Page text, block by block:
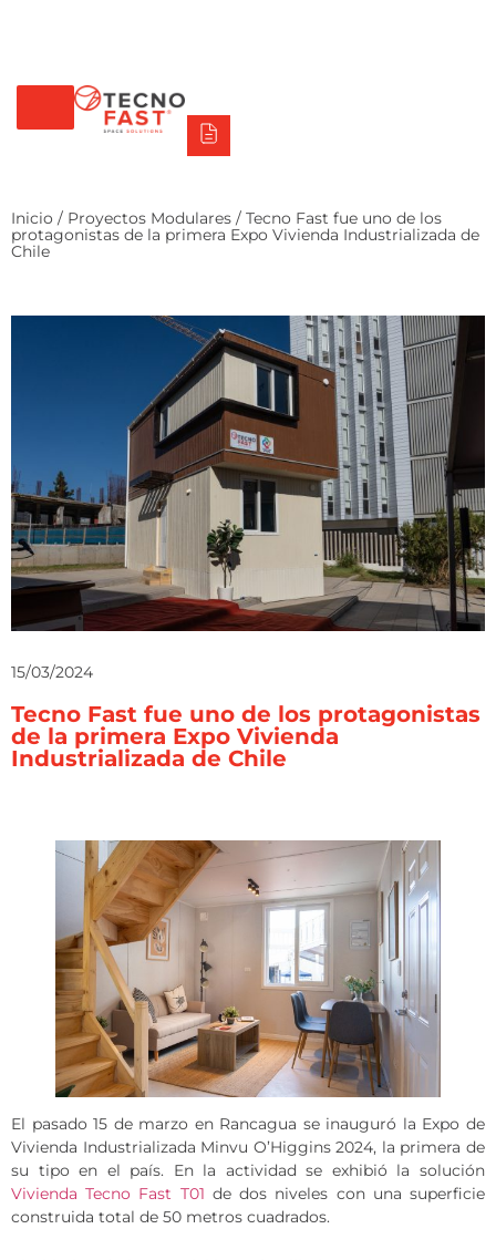
Inicio / Proyectos Modulares / Tecno Fast fue uno de los
protagonistas de la primera Expo Vivienda Industrializada de
Chile
15/03/2024
Tecno Fast fue uno de los protagonistas
de la primera Expo Vivienda
Industrializada de Chile
El pasado 15 de marzo en Rancagua se inauguró la Expo de
Vivienda Industrializada Minvu O’Higgins 2024, la primera de
su tipo en el país. En la actividad se exhibió la solución
Vivienda Tecno Fast T01 de dos niveles con una superficie
construida total de 50 metros cuadrados.